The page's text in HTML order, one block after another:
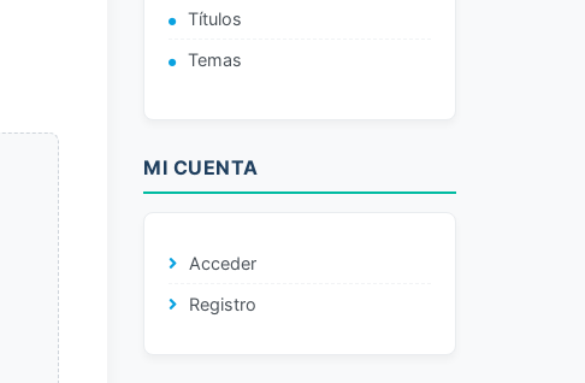
Títulos
Temas
MI CUENTA
Acceder
Registro